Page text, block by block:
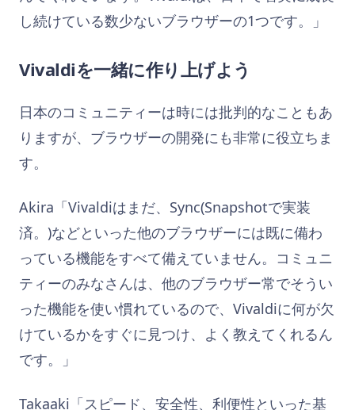
し続けている数少ないブラウザーの1つです。」
Vivaldiを一緒に作り上げよう
日本のコミュニティーは時には批判的なこともあ
りますが、ブラウザーの開発にも非常に役立ちま
す。
Akira「Vivaldiはまだ、Sync(Snapshotで実装
済。)などといった他のブラウザーには既に備わ
っている機能をすべて備えていません。コミュニ
ティーのみなさんは、他のブラウザー常でそうい
った機能を使い慣れているので、Vivaldiに何が欠
けているかをすぐに見つけ、よく教えてくれるん
です。」
Takaaki「スピード、安全性、利便性といった基